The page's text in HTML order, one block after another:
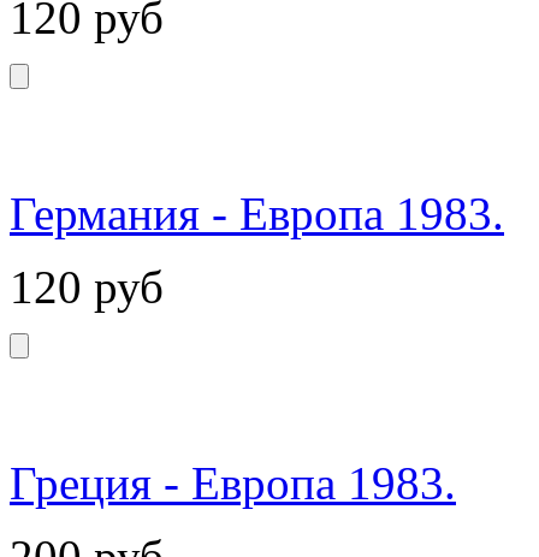
120 руб
Германия - Европа 1983.
120 руб
Греция - Европа 1983.